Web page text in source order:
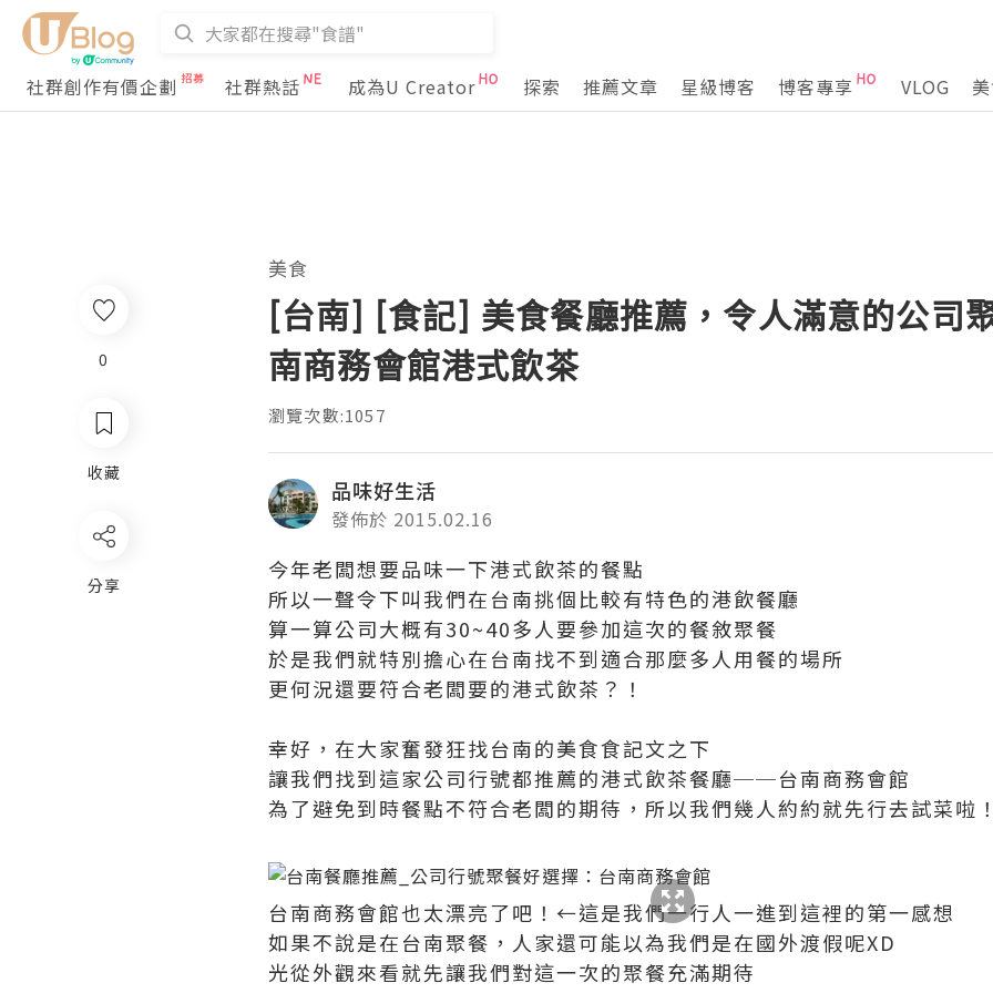
社群創作有價企劃 社群熱話 成為U Creator 探索 推薦文章 星級博客 博客專享 VLOG
0
收藏
分享
美食
[台南] [食記] 美食餐廳推薦，令人滿意的公司
南商務會館港式飲茶
瀏覽次數:1057
品味好生活
發佈於 2015.02.16
今年老闆想要品味一下港式飲茶的餐點
所以一聲令下叫我們在台南挑個比較有特色的港飲餐廳
算一算公司大概有30~40多人要參加這次的餐敘聚餐
於是我們就特別擔心在台南找不到適合那麼多人用餐的場所
更何況還要符合老闆要的港式飲茶？！
幸好，在大家奮發狂找台南的美食食記文之下
讓我們找到這家公司行號都推薦的港式飲茶餐廳──台南商務會館
為了避免到時餐點不符合老闆的期待，所以我們幾人約約就先行去試菜啦
台南商務會館也太漂亮了吧！←這是我們一行人一進到這裡的第一感想
如果不說是在台南聚餐，人家還可能以為我們是在國外渡假呢XD
光從外觀來看就先讓我們對這一次的聚餐充滿期待